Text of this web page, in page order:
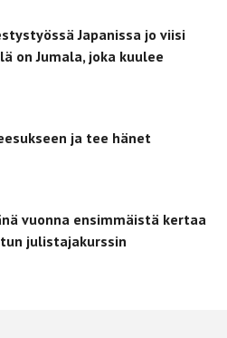
Japanissa jo viisi
on Jumala, joka kuulee
ja tee hänet
vuonna ensimmäistä kertaa
julistajakurssin